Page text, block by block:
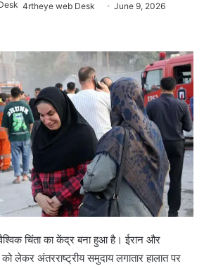
4rtheye web Desk June 9, 2026
चिंता का केंद्र बना हुआ है। ईरान और
लेकर अंतरराष्ट्रीय समुदाय लगातार हालात पर